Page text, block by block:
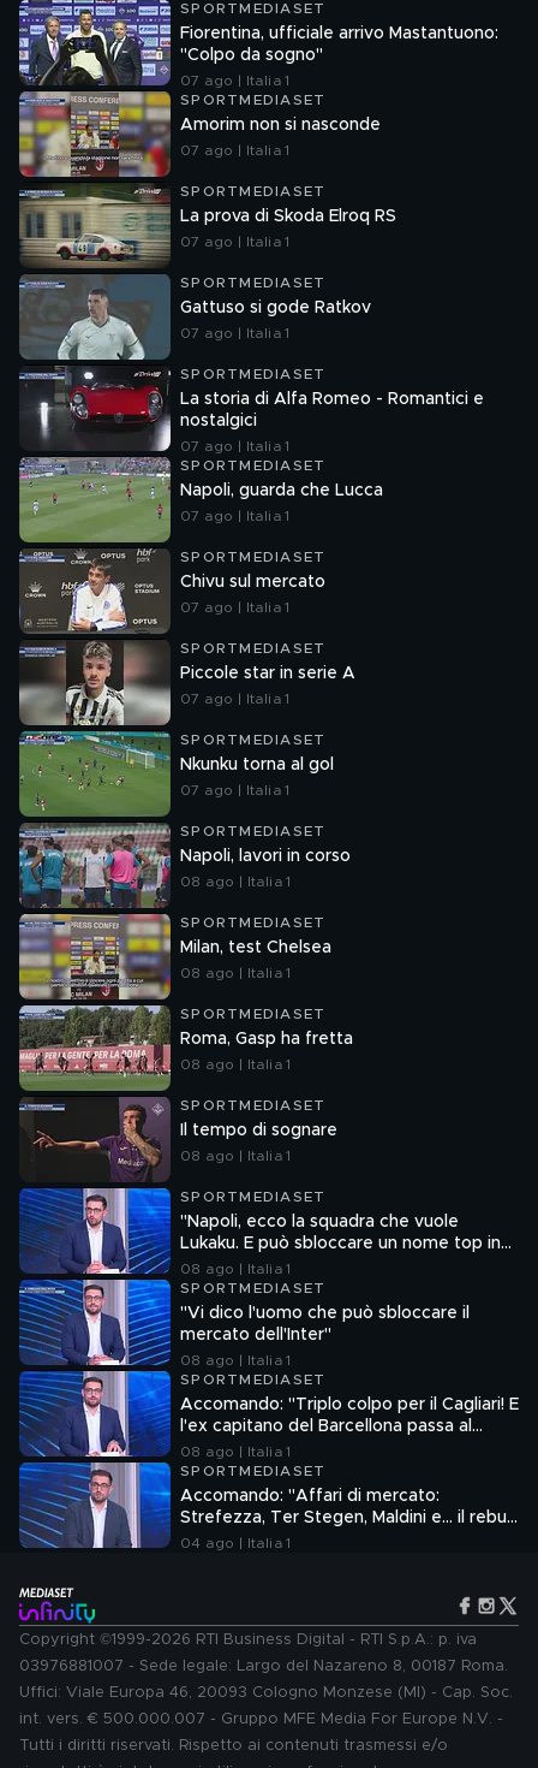
SPORTMEDIASET
Fiorentina, ufficiale arrivo Mastantuono:
"Colpo da sogno"
07 ago | Italia 1
SPORTMEDIASET
Amorim non si nasconde
07 ago | Italia 1
SPORTMEDIASET
La prova di Skoda Elroq RS
07 ago | Italia 1
SPORTMEDIASET
Gattuso si gode Ratkov
07 ago | Italia 1
SPORTMEDIASET
La storia di Alfa Romeo - Romantici e
nostalgici
07 ago | Italia 1
SPORTMEDIASET
Napoli, guarda che Lucca
07 ago | Italia 1
SPORTMEDIASET
Chivu sul mercato
07 ago | Italia 1
SPORTMEDIASET
Piccole star in serie A
07 ago | Italia 1
SPORTMEDIASET
Nkunku torna al gol
07 ago | Italia 1
SPORTMEDIASET
Napoli, lavori in corso
08 ago | Italia 1
SPORTMEDIASET
Milan, test Chelsea
08 ago | Italia 1
SPORTMEDIASET
Roma, Gasp ha fretta
08 ago | Italia 1
SPORTMEDIASET
Il tempo di sognare
08 ago | Italia 1
SPORTMEDIASET
"Napoli, ecco la squadra che vuole
Lukaku. E può sbloccare un nome top in
attacco"
08 ago | Italia 1
SPORTMEDIASET
"Vi dico l'uomo che può sbloccare il
mercato dell'Inter"
08 ago | Italia 1
SPORTMEDIASET
Accomando: "Triplo colpo per il Cagliari! E
l'ex capitano del Barcellona passa al
Liverpool"
08 ago | Italia 1
SPORTMEDIASET
Accomando: "Affari di mercato:
Strefezza, Ter Stegen, Maldini e... il rebus
Sebastiano Esposito"
04 ago | Italia 1
Copyright ©1999-2026 RTI Business Digital - RTI S.p.A.: p. iva
03976881007 - Sede legale: Largo del Nazareno 8, 00187 Roma.
Uffici: Viale Europa 46, 20093 Cologno Monzese (MI) - Cap. Soc.
int. vers. € 500.000.007 - Gruppo MFE Media For Europe N.V. -
Tutti i diritti riservati. Rispetto ai contenuti trasmessi e/o